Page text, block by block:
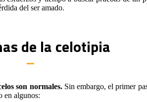
del ser amado.
de la celotipia
son normales.Sin embargo, el primer
en algunos: